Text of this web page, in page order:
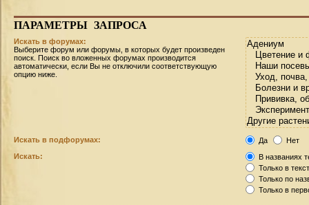
ПАРАМЕТРЫ ЗАПРОСА
Искать в форумах:
Выберите форум или форумы, в которых будет произведен
поиск. Поиск во вложенных форумах производится
автоматически, если Вы не отключили соответствующую
опцию ниже.
Искать в подфорумах: Да
Нет
Искать:
В названиях
Только в
Только по
Только в